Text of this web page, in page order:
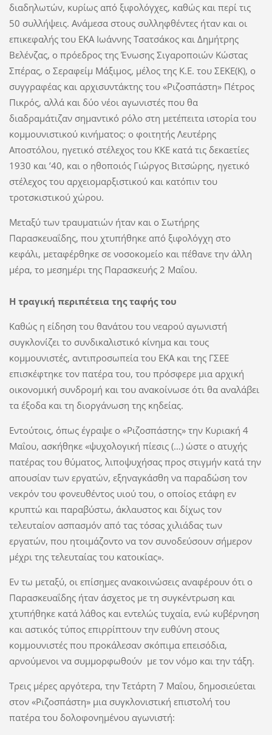
διαδηλωτών, κυρίως από ξιφολόγχες, καθώς και περί τις
50 συλλήψεις. Ανάμεσα στους συλληφθέντες ήταν και οι
επικεφαλής του ΕΚΑ Ιωάννης Τσατσάκος και Δημήτρης
Βελένζας, ο πρόεδρος της Ένωσης Σιγαροποιών Κώστας
Σπέρας, ο Σεραφείμ Μάξιμος, μέλος της Κ.Ε. του ΣΕΚΕ(Κ), ο
συγγραφέας και αρχισυντάκτης του «Ριζοσπάστη» Πέτρος
Πικρός, αλλά και δύο νέοι αγωνιστές που θα
διαδραμάτιζαν σημαντικό ρόλο στη μετέπειτα ιστορία του
κομμουνιστικού κινήματος: ο φοιτητής Λευτέρης
Αποστόλου, ηγετικό στέλεχος του ΚΚΕ κατά τις δεκαετίες
1930 και ’40, και ο ηθοποιός Γιώργος Βιτσώρης, ηγετικό
στέλεχος του αρχειομαρξιστικού και κατόπιν του
τροτσκιστικού χώρου.
Μεταξύ των τραυματιών ήταν και ο Σωτήρης
Παρασκευαΐδης, που χτυπήθηκε από ξιφολόγχη στο
κεφάλι, μεταφέρθηκε σε νοσοκομείο και πέθανε την άλλη
μέρα, το μεσημέρι της Παρασκευής 2 Μαΐου.
Η τραγική περιπέτεια της ταφής του
Καθώς η είδηση του θανάτου του νεαρού αγωνιστή
συγκλονίζει το συνδικαλιστικό κίνημα και τους
κομμουνιστές, αντιπροσωπεία του ΕΚΑ και της ΓΣΕΕ
επισκέφτηκε τον πατέρα του, του πρόσφερε μια αρχική
οικονομική συνδρομή και του ανακοίνωσε ότι θα αναλάβει
τα έξοδα και τη διοργάνωση της κηδείας.
Εντούτοις, όπως έγραψε ο «Ριζοσπάστης» την Κυριακή 4
Μαΐου, ασκήθηκε «ψυχολογική πίεσις (…) ώστε ο ατυχής
πατέρας του θύματος, λιποψυχήσας προς στιγμήν κατά την
απουσίαν των εργατών, εξηναγκάσθη να παραδώση τον
νεκρόν του φονευθέντος υιού του, ο οποίος ετάφη εν
κρυπτώ και παραβύστω, άκλαυστος και δίχως τον
τελευταίον ασπασμόν από τας τόσας χιλιάδας των
εργατών, που ητοιμάζοντο να τον συνοδεύσουν σήμερον
μέχρι της τελευταίας του κατοικίας».
Εν τω μεταξύ, οι επίσημες ανακοινώσεις αναφέρουν ότι ο
Παρασκευαΐδης ήταν άσχετος με τη συγκέντρωση και
χτυπήθηκε κατά λάθος και εντελώς τυχαία, ενώ κυβέρνηση
και αστικός τύπος επιρρίπτουν την ευθύνη στους
κομμουνιστές που προκάλεσαν σκόπιμα επεισόδια,
αρνούμενοι να συμμορφωθούν με τον νόμο και την τάξη.
Τρεις μέρες αργότερα, την Τετάρτη 7 Μαΐου, δημοσιεύεται
στον «Ριζοσπάστη» μια συγκλονιστική επιστολή του
πατέρα του δολοφονημένου αγωνιστή: